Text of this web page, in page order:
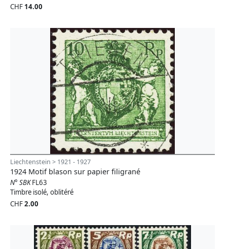
CHF 14.00
Liechtenstein > 1921 - 1927
1924 Motif blason sur papier filigrané
N° SBKFL63
Timbre isolé, oblitéré
CHF2.00